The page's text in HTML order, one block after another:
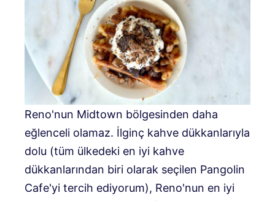
Reno'nun Midtown bölgesinden daha
eğlenceli olamaz. İlginç kahve dükkanlarıyla
dolu (tüm ülkedeki en iyi kahve
dükkanlarından biri olarak seçilen Pangolin
Cafe'yi tercih ediyorum), Reno'nun en iyi